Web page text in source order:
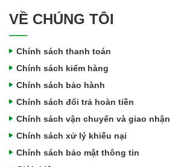
VỀ CHÚNG TÔI
Chính sách thanh toán
Chính sách kiểm hàng
Chính sách bảo hành
Chính sách đổi trả hoàn tiền
Chính sách vận chuyển và giao nhận
Chính sách xử lý khiếu nại
Chính sách bảo mật thông tin